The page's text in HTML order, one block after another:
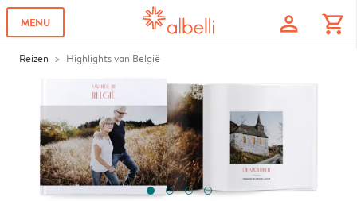
MENU profile shopping_cart
Reizen Highlights van België